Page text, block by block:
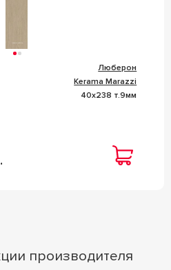
Люберон
Kerama Marazzi
40x238 т.9мм
производителя